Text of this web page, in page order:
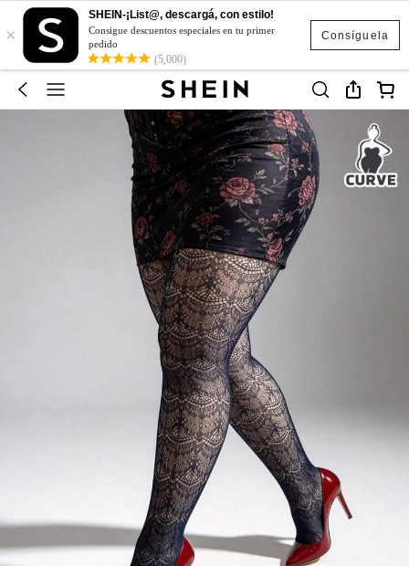
Consíguela
×
SHEIN-¡List@, descargá, con estilo!
Consigue descuentos especiales en tu primer
pedido
(5,000)